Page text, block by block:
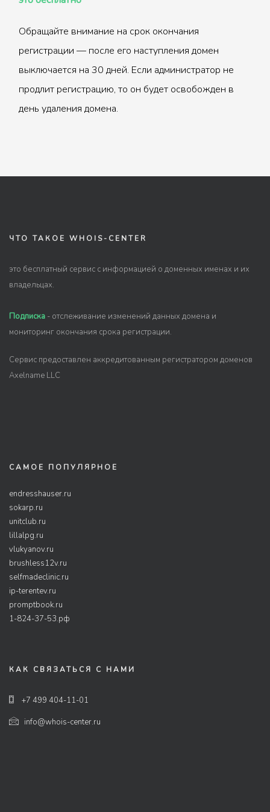
Обращайте внимание на срок окончания
регистрации — после его наступления домен
выключается на 30 дней. Если администратор не
продлит регистрацию, то он будет освобожден в
день удаления домена.
ЧТО ТАКОЕ WHOIS-CENTER
это бесплатный сервис с информацией о доменных именах и их
владельцах.
Подписка - отслеживание изменений данных домена и
мониторинг окончания срока регистрации.
Сервис предоставлен аккредитованным регистратором доменов
Axelname LLC
САМОЕ ПОПУЛЯРНОЕ
endresshauser.ru
sokarp.ru
unitclub.ru
lillalpg.ru
vlukyanov.ru
brushless12v.ru
selfmadeclinic.ru
ip-terentev.ru
promptbook.ru
1-824-37-53.рф
КАК СВЯЗАТЬСЯ С НАМИ
+7 499 404-11-01
info@whois-center.ru